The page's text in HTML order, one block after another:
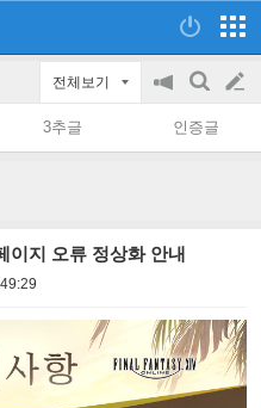
전체보기
공
on/off
검
색
글
쓰
3추글 인증글
이지 오류 정상화 안내